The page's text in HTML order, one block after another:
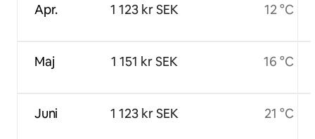
Apr.
Maj
Juni
1 123 kr SEK
1 151 kr SEK
1 123 kr SEK
12 °C
16 °C
21 °C